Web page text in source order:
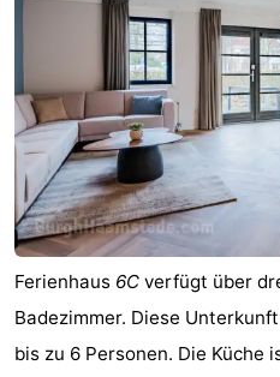
Ferienhaus 6C verfügt über
Badezimmer. Diese
bis zu 6 Personen. Die Küche